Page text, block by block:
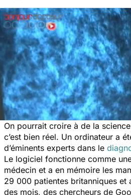
On pourrait croire à de la
c’est bien réel. Un ordinateur a
d’éminents experts dans le
Le logiciel fonctionne comme
médecin et a en mémoire les
29 000 patientes britanniques et
des mois, des chercheurs de